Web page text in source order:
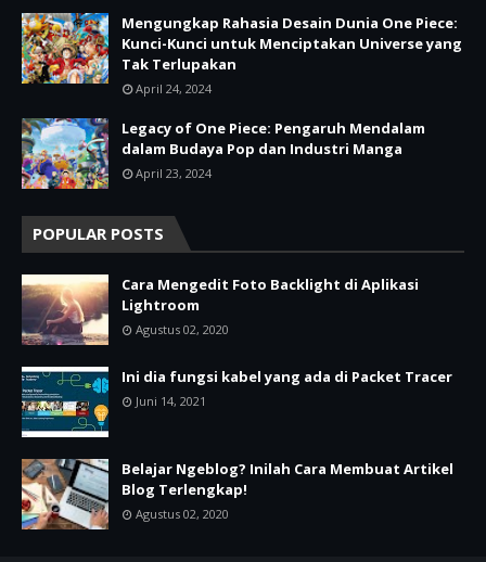
Mengungkap Rahasia Desain Dunia One Piece:
Kunci-Kunci untuk Menciptakan Universe yang
Tak Terlupakan
April 24, 2024
Legacy of One Piece: Pengaruh Mendalam
dalam Budaya Pop dan Industri Manga
April 23, 2024
POPULAR POSTS
Cara Mengedit Foto Backlight di Aplikasi
Lightroom
Agustus 02, 2020
Ini dia fungsi kabel yang ada di Packet Tracer
Juni 14, 2021
Belajar Ngeblog? Inilah Cara Membuat Artikel
Blog Terlengkap!
Agustus 02, 2020